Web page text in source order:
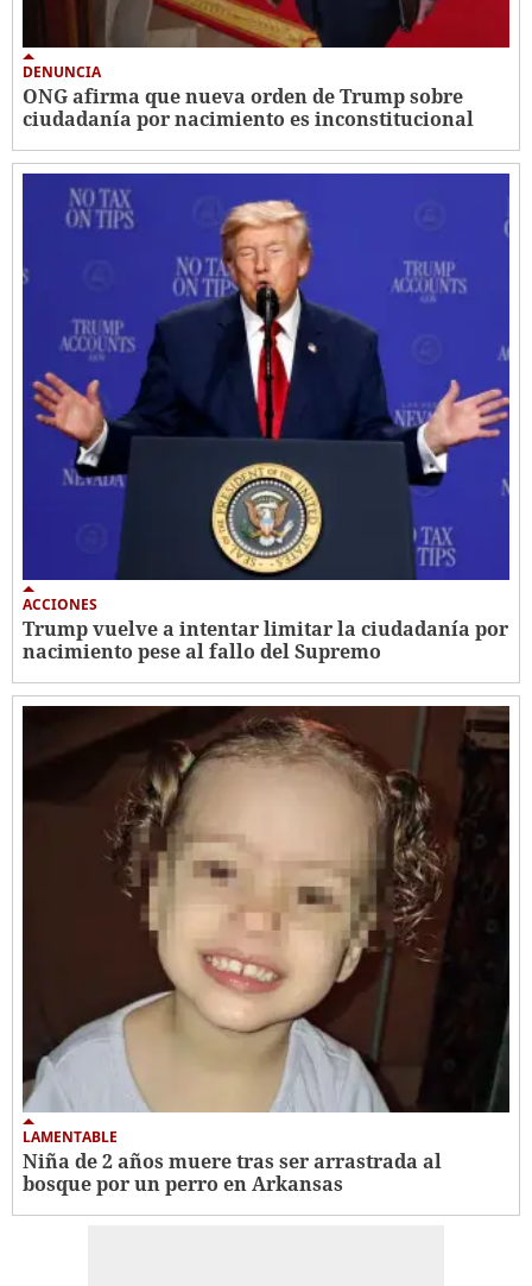
DENUNCIA
ONG afirma que nueva orden de Trump sobre
ciudadanía por nacimiento es inconstitucional
ACCIONES
Trump vuelve a intentar limitar la ciudadanía por
nacimiento pese al fallo del Supremo
LAMENTABLE
Niña de 2 años muere tras ser arrastrada al
bosque por un perro en Arkansas